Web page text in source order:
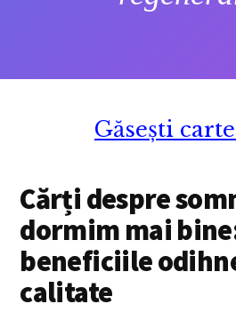
Găsești
Cărți despre
dormim mai
beneficiile
calitate